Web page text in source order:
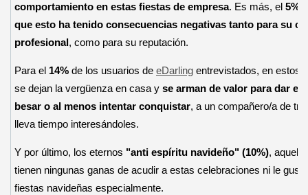
comportamiento en estas fiestas de empresa. Es más, el 5%
que esto ha tenido consecuencias negativas tanto para su
profesional , como para su reputación.
Para el 14%de los usuarios de eDarlingentrevistados, en estos
se dejan la vergüenza en casa y se arman de valor para dar el
besar o al menos intentar conquistar, a un compañero/a de
lleva tiempo interesándoles.
Y por último, los eternos "anti espíritu navideño" (10%),
tienen ningunas ganas de acudir a estas celebraciones ni le
fiestas navideñas especialmente.